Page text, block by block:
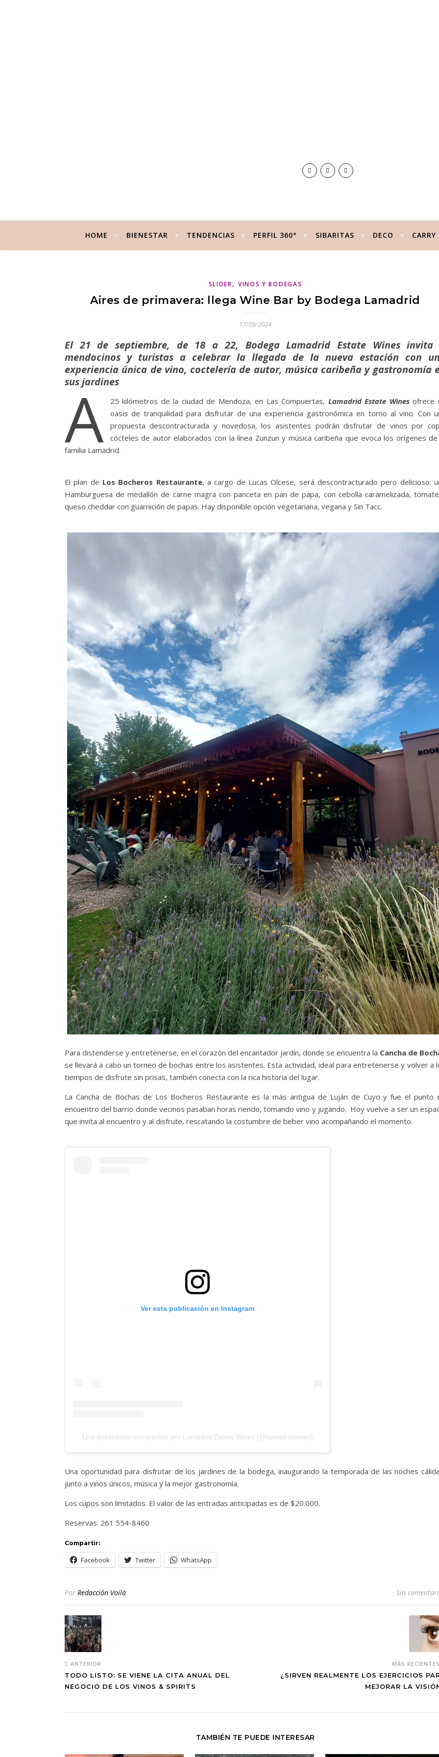
HOME BIENESTAR TENDENCIAS PERFIL 360° SIBARITAS DECO
SLIDER, VINOS Y BODEGAS
Aires de primavera: llega Wine Bar by Bodega Lamadrid
17/09/2024
El 21 de septiembre, de 18 a 22, Bodega Lamadrid Estate Wines invita
mendocinos y turistas a celebrar la llegada de la nueva estación con
experiencia única de vino, coctelería de autor, música caribeña y gastronomía
sus jardines
A 25 kilómetros de la ciudad de Mendoza, en Las Compuertas, Lamadrid Estate Winesofrece
oasis de tranquilidad para disfrutar de una experiencia gastronómica en torno al vino. Con
propuesta descontracturada y novedosa, los asistentes podrán disfrutar de vinos por
cócteles de autor elaborados con la línea Zunzun y música caribeña que evoca los orígenes
familia Lamadrid.
El plan de Los Bocheros Restaurante, a cargo de Lucas Olcese, será descontracturado pero delicioso:
Hamburguesa de medallón de carne magra con panceta en pan de papa, con cebolla caramelizada,
queso cheddar con guarnición de papas. Hay disponible opción vegetariana, vegana y Sin Tacc.
Para distenderse y entretenerse, en el corazón del encantador jardín, donde se encuentra la Cancha de
se llevará a cabo un torneo de bochas entre los asistentes. Esta actividad, ideal para entretenerse y volver a
tiempos de disfrute sin prisas, también conecta con la rica historia del lugar.
La Cancha de Bochas de Los Bocheros Restaurante es la más antigua de Luján de Cuyo y fue el punto
encuentro del barrio donde vecinos pasaban horas riendo, tomando vino y jugando. Hoy vuelve a ser un
que invita al encuentro y al disfrute, rescatando la costumbre de beber vino acompañando el momento.
Ver esta publicación en Instagram
Una publicación compartida por Lamadrid Estate Wines (@lamadridwines)
Una oportunidad para disfrutar de los jardines de la bodega, inaugurando la temporada de las noches
junto a vinos únicos, música y la mejor gastronomía.
Los cupos son limitados. El valor de las entradas anticipadas es de $20.000.
Reservas: 261 554-8460
Compartir:
Facebook Twitter WhatsApp
Por Redacción Voilà Sin
ANTERIOR
TODO LISTO: SE VIENE LA CITA ANUAL DEL
NEGOCIO DE LOS VINOS & SPIRITS
MÁS
¿SIRVEN REALMENTE LOS EJERCICIOS
MEJORAR LA
TAMBIÉN TE PUEDE INTERESAR